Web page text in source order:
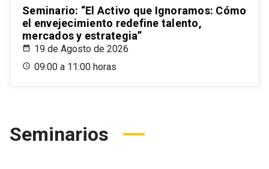
Seminario: “El Activo que Ignoramos: Cómo
el envejecimiento redefine talento,
mercados y estrategia”
19 de Agosto de 2026
09:00 a 11:00 horas
Seminarios